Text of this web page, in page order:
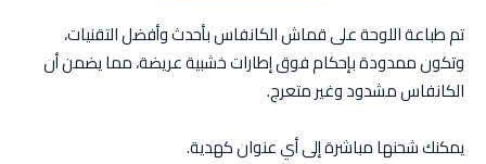
تم طباعة اللوحة على قماش الكانفاس بأحدث وأفضل التقنيات،
وتكون ممدودة بإحكام فوق إطارات خشبية عريضة، مما يضمن أن
الكانفاس مشدود وغير متعرج.
يمكنك شحنها مباشرة إلى أي عنوان كهدية.